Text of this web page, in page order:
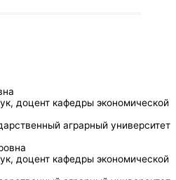
доцент кафедры экономической
аграрный университет
доцент кафедры экономической